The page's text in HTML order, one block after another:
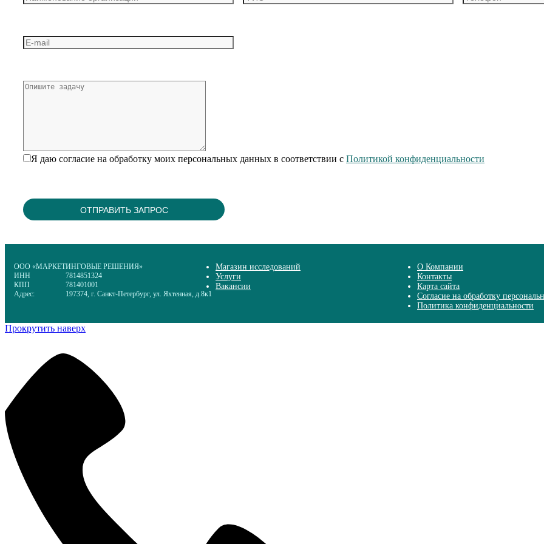
Я даю согласие на обработку моих персональных данных в соответствии с Политикой конфиденциальности
ООО «МАРКЕТИНГОВЫЕ РЕШЕНИЯ»
ИНН
7814851324
КПП
781401001
Адрес:
197374, г. Санкт-Петербург, ул. Яхтенная, д.8к1
Магазин исследований
Услуги
Вакансии
О Компании
Контакты
Карта сайта
Согласие на обработку
Политика конфиденциальности
Прокрутить наверх